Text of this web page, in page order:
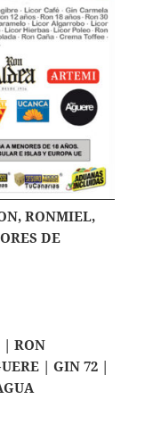
RONMIEL,
DE
| RON
| GIN 72 |